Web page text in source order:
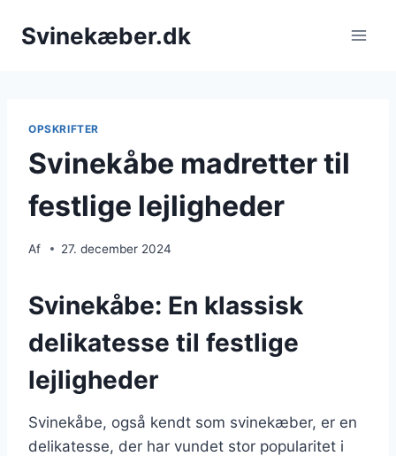
Svinekæber.dk
OPSKRIFTER
Svinekåbe madretter til
festlige lejligheder
Af 27. december 2024
Svinekåbe: En klassisk
delikatesse til festlige
lejligheder
Svinekåbe, også kendt som svinekæber, er en
delikatesse, der har vundet stor popularitet i